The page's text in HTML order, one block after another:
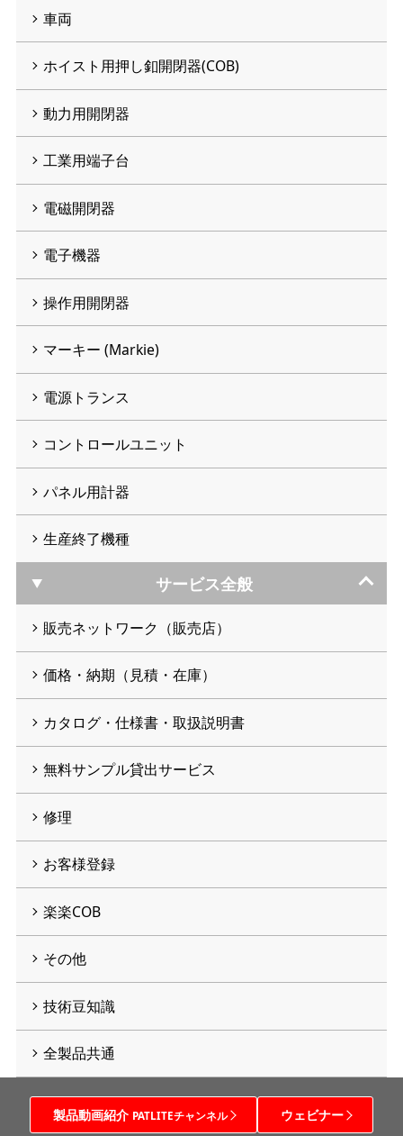
車両
ホイスト用押し釦開閉器(COB)
動力用開閉器
工業用端子台
電磁開閉器
電子機器
操作用開閉器
マーキー (Markie)
電源トランス
コントロールユニット
パネル用計器
生産終了機種
サービス全般
販売ネットワーク（販売店）
価格・納期（見積・在庫）
カタログ・仕様書・取扱説明書
無料サンプル貸出サービス
修理
お客様登録
楽楽COB
その他
技術豆知識
全製品共通
製品動画紹介 PATLITEチャンネル ウェビナー